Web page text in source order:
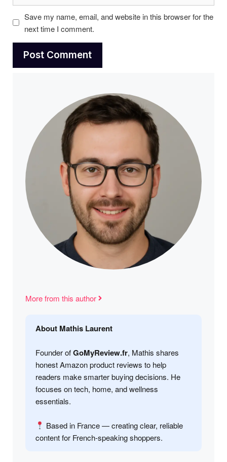
Save my name, email, and website in this browser for the
next time I comment.
More from this author
About Mathis Laurent
Founder ofGoMyReview.fr, Mathis shares
honest Amazon product reviews to help
readers make smarter buying decisions. He
focuses on tech, home, and wellness
essentials.
Based in France — creating clear, reliable
content for French-speaking shoppers.